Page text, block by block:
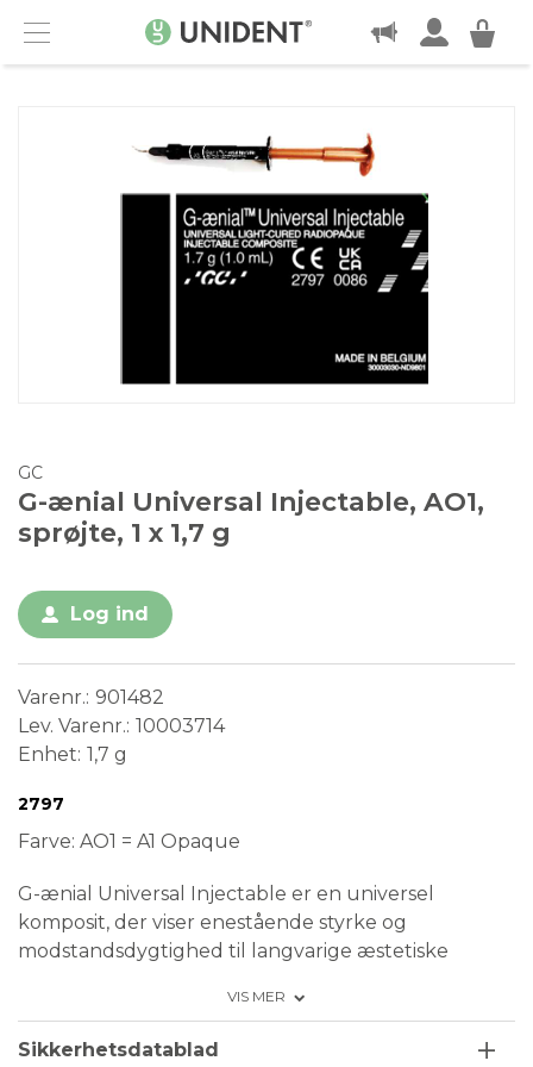
Menu
KONTAKT
GC
G-ænial Universal Injectable, AO1,
sprøjte, 1 x 1,7 g
Log ind
Varenr. 901482
Lev. Varenr. 10003714
Enhet 1,7 g
Medical Device
2797
Farve: AO1 = A1 Opaque
G-ænial Universal Injectable er en universel
komposit, der viser enestående styrke og
modstandsdygtighed til langvarige æstetiske
misfarvninger dermed holdbar æstetik.
Fordi G-ænial Universal Injectable ikke flyder ud
VIS MER
Sikkerhetsdatablad